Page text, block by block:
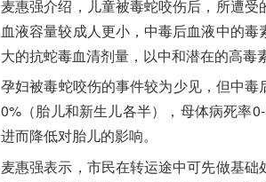
麦惠强介绍，儿童被毒蛇咬伤后，所遭
血液容量较成人更小，中毒后血液中的
大的抗蛇毒血清剂量，以中和潜在的高
孕妇被毒蛇咬伤的事件较为少见，但中
0%（胎儿和新生儿各半），母体病死率
进而降低对胎儿的影响。
麦惠强表示，市民在转运途中可先做基